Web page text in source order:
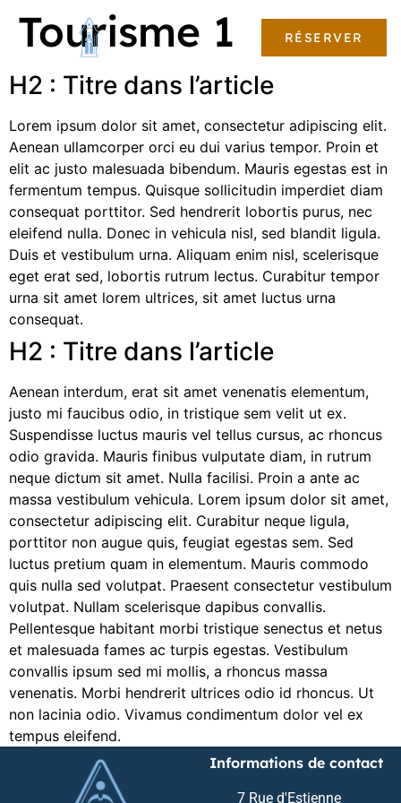
RÉSERVER
Tourisme 1
H2 : Titre dans l’article
Lorem ipsum dolor sit amet, consectetur adipiscing elit.
Aenean ullamcorper orci eu dui varius tempor. Proin et
elit ac justo malesuada bibendum. Mauris egestas est in
fermentum tempus. Quisque sollicitudin imperdiet diam
consequat porttitor. Sed hendrerit lobortis purus, nec
eleifend nulla. Donec in vehicula nisl, sed blandit ligula.
Duis et vestibulum urna. Aliquam enim nisl, scelerisque
eget erat sed, lobortis rutrum lectus. Curabitur tempor
urna sit amet lorem ultrices, sit amet luctus urna
consequat.
H2 : Titre dans l’article
Aenean interdum, erat sit amet venenatis elementum,
justo mi faucibus odio, in tristique sem velit ut ex.
Suspendisse luctus mauris vel tellus cursus, ac rhoncus
odio gravida. Mauris finibus vulputate diam, in rutrum
neque dictum sit amet. Nulla facilisi. Proin a ante ac
massa vestibulum vehicula. Lorem ipsum dolor sit amet,
consectetur adipiscing elit. Curabitur neque ligula,
porttitor non augue quis, feugiat egestas sem. Sed
luctus pretium quam in elementum. Mauris commodo
quis nulla sed volutpat. Praesent consectetur vestibulum
volutpat. Nullam scelerisque dapibus convallis.
Pellentesque habitant morbi tristique senectus et netus
et malesuada fames ac turpis egestas. Vestibulum
convallis ipsum sed mi mollis, a rhoncus massa
venenatis. Morbi hendrerit ultrices odio id rhoncus. Ut
non lacinia odio. Vivamus condimentum dolor vel ex
tempus eleifend.
Informations de contact
7 Rue d'Estienne